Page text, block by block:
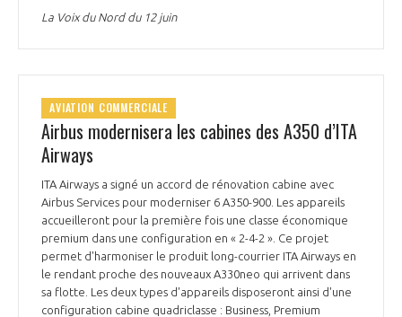
La Voix du Nord du 12 juin
AVIATION COMMERCIALE
Airbus modernisera les cabines des A350 d’ITA
Airways
ITA Airways a signé un accord de rénovation cabine avec
Airbus Services pour moderniser 6 A350-900. Les appareils
accueilleront pour la première fois une classe économique
premium dans une configuration en « 2-4-2 ». Ce projet
permet d'harmoniser le produit long-courrier ITA Airways en
le rendant proche des nouveaux A330neo qui arrivent dans
sa flotte. Les deux types d'appareils disposeront ainsi d'une
configuration cabine quadriclasse : Business, Premium